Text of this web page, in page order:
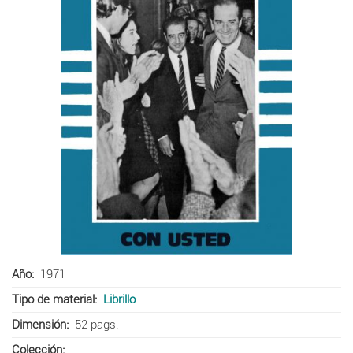
Año
1971
Tipo de material
Librillo
Dimensión
52 pags.
Colección